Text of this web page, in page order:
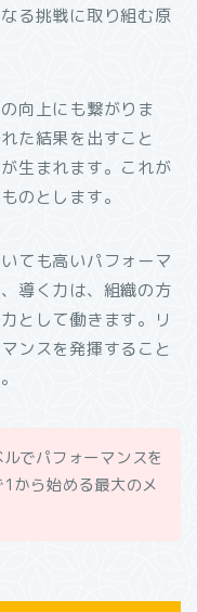
る挑戦に取り組む原
向上にも繋がりま
た結果を出すこと
生まれます。これが
のとします。
ても高いパフォーマ
導く力は、組織の方
として働きます。リ
ンスを発揮すること
でパフォーマンスを
から始める最大のメ